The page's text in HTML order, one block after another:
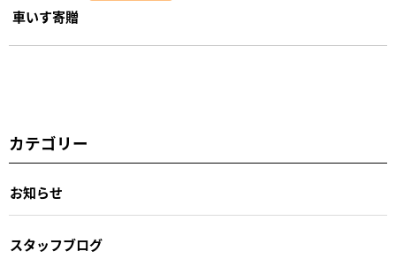
車いす寄贈
カテゴリー
お知らせ
スタッフブログ